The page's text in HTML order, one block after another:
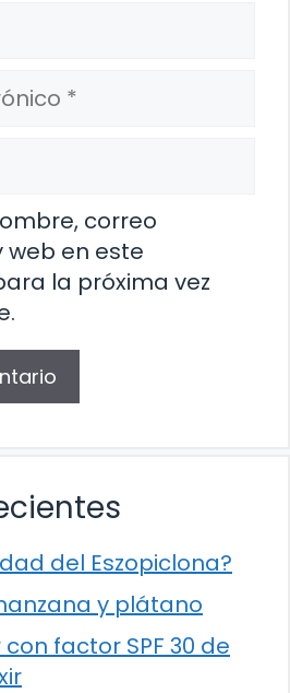
correo
web en este
la próxima vez
del Eszopiclona?
y plátano
factor SPF 30 de